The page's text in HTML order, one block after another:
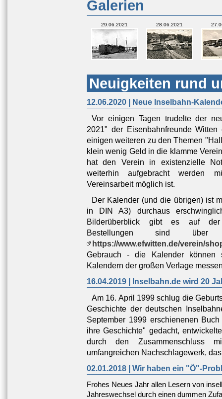
Galerien
29.06.2021 28.06.2021
Neuigkeiten rund
12.06.2020 | Neue Inselbahn-
Vor einigen Tagen trudelte der
2021" der Eisenbahnfreunde
einigen weiteren zu den Themen
klein wenig Geld in die klamme
hat den Verein in existenzielle
weiterhin aufgebracht werden
Vereinsarbeit möglich ist.
Der Kalender (und die übrigen) ist
in DIN A3) durchaus
Bilderüberblick gibt es auf
Bestellungen sind über
https://www.efwitten.de/verein/
Gebrauch - die Kalender können
Kalendern der großen Verlage
16.04.2019 | Inselbahn.de wird 20
Am 16. April 1999 schlug die
Geschichte der deutschen
September 1999 erschienenen
ihre Geschichte" gedacht,
durch den Zusammenschluss
umfangreichen Nachschlagewerk,
02.01.2018 | Wir haben ein "Ö"-
Frohes Neues Jahr allen Lesern von
Jahreswechsel durch einen dummen